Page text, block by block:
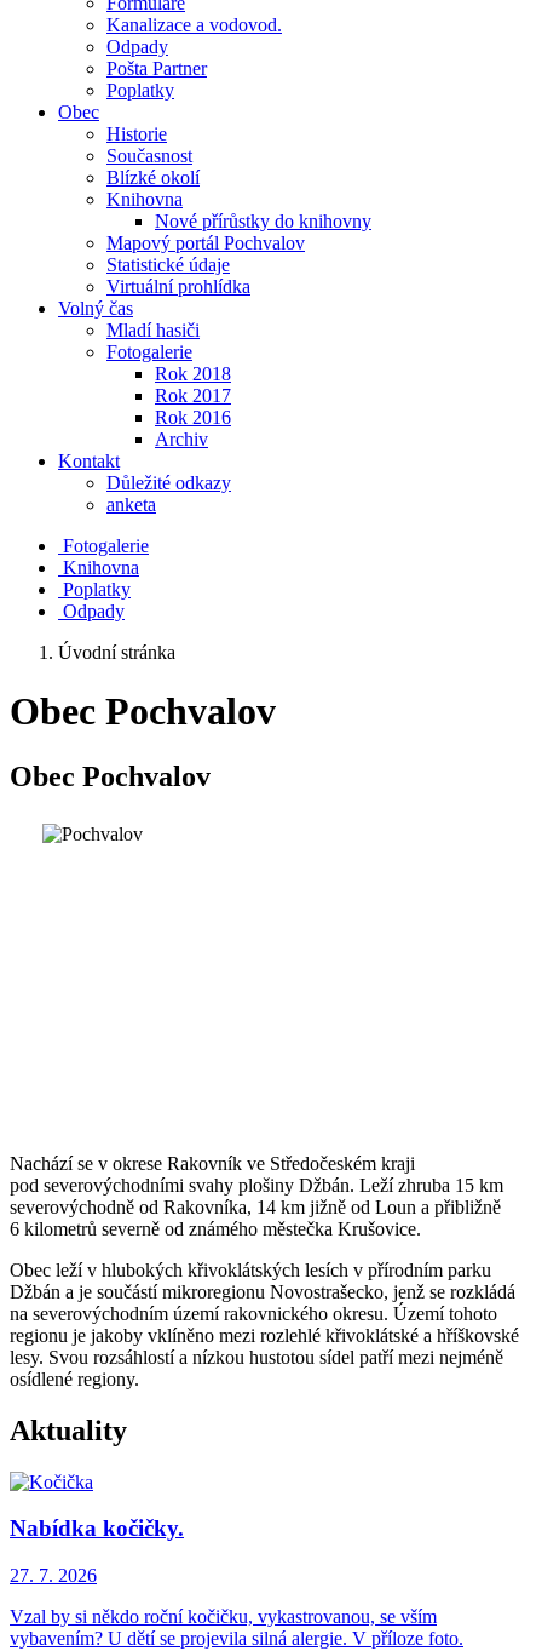
Kanalizace a vodovod.
Odpady
Pošta Partner
Poplatky
Obec
Historie
Současnost
Blízké okolí
Knihovna
Nové přírůstky do knihovny
Mapový portál Pochvalov
Statistické údaje
Virtuální prohlídka
Volný čas
Mladí hasiči
Fotogalerie
Rok 2018
Rok 2017
Rok 2016
Archiv
Kontakt
Důležité odkazy
anketa
Fotogalerie
Knihovna
Poplatky
Odpady
Úvodní stránka
Obec Pochvalov
Obec Pochvalov
Nachází se v okrese Rakovník ve Středočeském kraji
pod severovýchodními svahy plošiny Džbán. Leží zhruba 15 km
severovýchodně od Rakovníka, 14 km jižně od Loun a přibližně
6 kilometrů severně od známého městečka Krušovice.
Obec leží v hlubokých křivoklátských lesích v přírodním parku
Džbán a je součástí mikroregionu Novostrašecko, jenž se rozkládá
na severovýchodním území rakovnického okresu. Území tohoto
regionu je jakoby vklíněno mezi rozlehlé křivoklátské a hříškovské
lesy. Svou rozsáhlostí a nízkou hustotou sídel patří mezi nejméně
osídlené regiony.
Aktuality
Nabídka kočičky.
27. 7. 2026
Vzal by si někdo roční kočičku, vykastrovanou, se vším
vybavením? U dětí se projevila silná alergie. V příloze foto.